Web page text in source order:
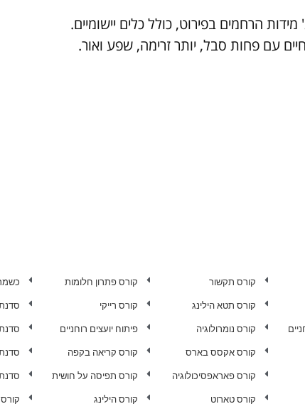
הרחמים בפירוט, כולל כלים יישומיים.
עם פחות סבל, יותר זרימה, שפע ואור.
קורס תקשור
קורס תטא הילינג
קורס נומרולוגיה
קורס אקסס בארס
קורס פאראפסיכולוגיה
קורס טארוט
קורס פתרון חלומות
קורס רייקי
פיתוח יועצים רוחניים
קורס קריאה בקפה
קורס תפיסה על חושית
קורס הילינג
סדנת
סדנת